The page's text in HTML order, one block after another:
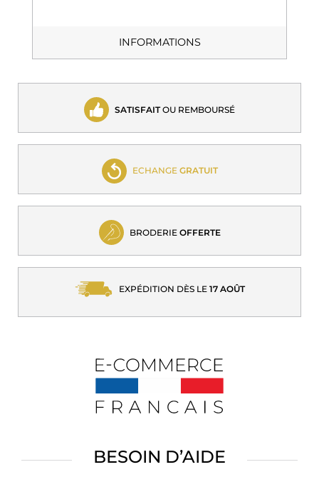
INFORMATIONS
SATISFAITOU REMBOURSÉ
ECHANGE GRATUIT
BRODERIE OFFERTE
EXPÉDITION DÈS LE 17 AOÛT
BESOIN D’AIDE